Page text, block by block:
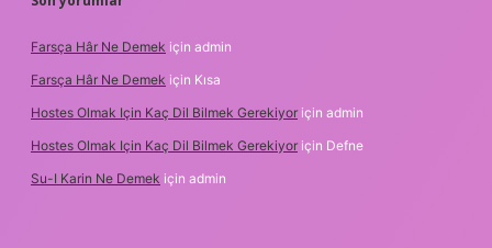
Farsça Hâr Ne Demek için admin
Farsça Hâr Ne Demek için Kısa
Hostes Olmak Için Kaç Dil Bilmek Gerekiyor için admin
Hostes Olmak Için Kaç Dil Bilmek Gerekiyor için Defne
Su-I Karin Ne Demek için admin